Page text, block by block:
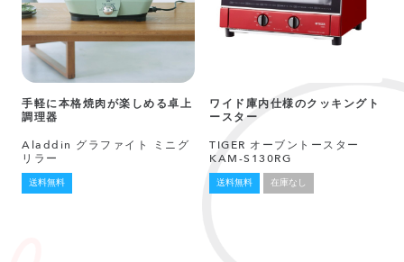
手軽に本格焼肉が楽しめる卓上
調理器
Aladdin グラファイト ミニグ
リラー
送料無料
ワイド庫内仕様のクッキングト
ースター
TIGER オーブントースター
KAM-S130RG
送料無料 在庫なし